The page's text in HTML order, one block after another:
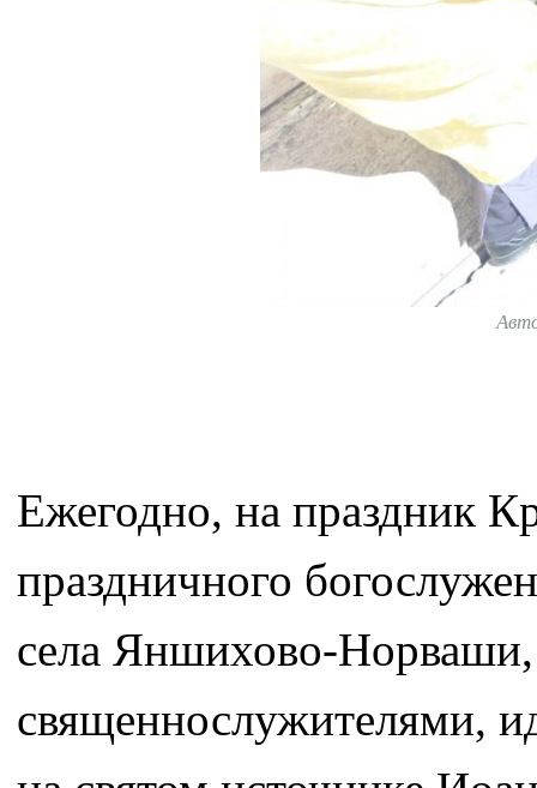
Ежегодно, на праздник
праздничного
села Яншихово-Норваши,
священнослужителями,